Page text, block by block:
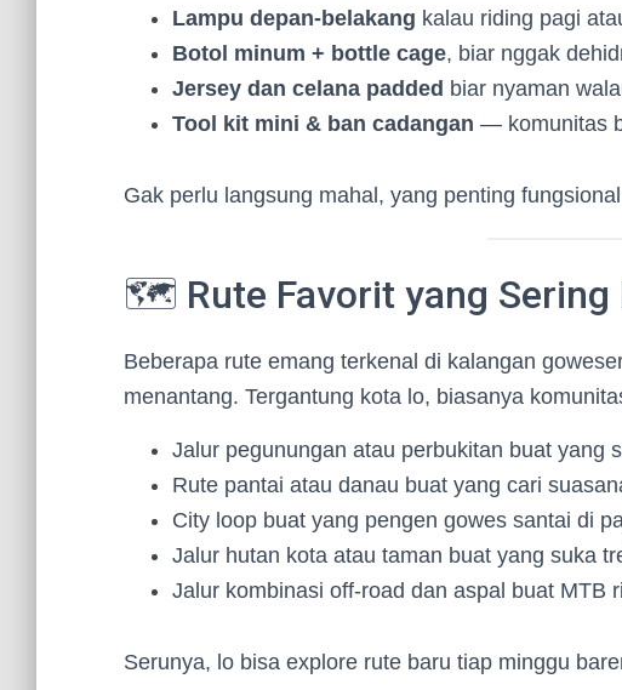
Lampu depan-belakang kalau riding pagi
Botol minum + bottle cage, biar nggak
Jersey dan celana padded biar nyaman
Tool kit mini & ban cadangan — komunitas
Gak perlu langsung mahal, yang penting
🗺️ Rute Favorit yang Sering
Beberapa rute emang terkenal di kalangan
menantang. Tergantung kota lo, biasanya
Jalur pegunungan atau perbukitan buat yang
Rute pantai atau danau buat yang cari
City loop buat yang pengen gowes santai di
Jalur hutan kota atau taman buat yang suka
Jalur kombinasi off-road dan aspal buat MTB
Serunya, lo bisa explore rute baru tiap minggu